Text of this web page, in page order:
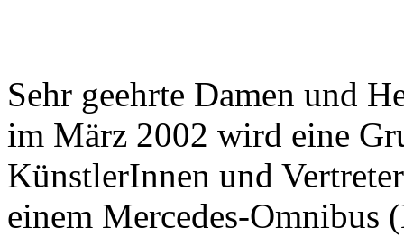
Sehr geehrte Damen und
im März 2002 wird eine
KünstlerInnen und
einem Mercedes-Omnibus